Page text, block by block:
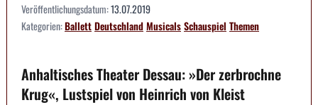
Veröffentlichungsdatum:13.07.2019
Kategorien:BallettDeutschlandMusicalsSchauspiel Themen
Anhaltisches Theater Dessau: »Der zerbrochne
Krug«, Lustspiel von Heinrich von Kleist